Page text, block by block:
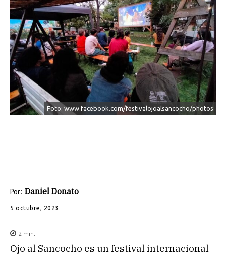
Foto: www.facebook.com/festivalojoalsancocho/photos
Por: Daniel Donato
5 octubre, 2023
2 min.
Ojo al Sancocho es un festival internacional